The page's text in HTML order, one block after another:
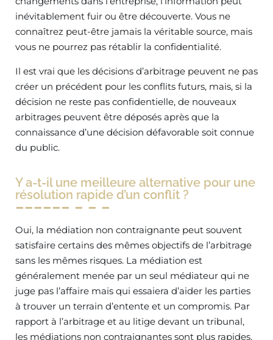
inévitablement fuir ou être découverte. Vous ne
connaîtrez peut-être jamais la véritable source, mais
vous ne pourrez pas rétablir la confidentialité.
Il est vrai que les décisions d’arbitrage peuvent ne pas
créer un précédent pour les conflits futurs, mais, si la
décision ne reste pas confidentielle, de nouveaux
arbitrages peuvent être déposés après que la
connaissance d’une décision défavorable soit connue
du public.
Y a-t-il une meilleure alternative pour une
résolution rapide d’un conflit ?
Oui, la médiation non contraignante peut souvent
satisfaire certains des mêmes objectifs de l’arbitrage
sans les mêmes risques. La médiation est
généralement menée par un seul médiateur qui ne
juge pas l’affaire mais qui essaiera d’aider les parties
à trouver un terrain d’entente et un compromis. Par
rapport à l’arbitrage et au litige devant un tribunal,
les médiations non contraignantes sont plus rapides,